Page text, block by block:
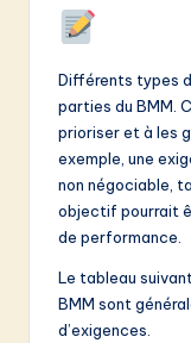
Différents types
parties du BMM.
prioriser et à les
exemple, une
non négociable,
objectif pourrait
de performance.
Le tableau
BMM sont
d’exigences.